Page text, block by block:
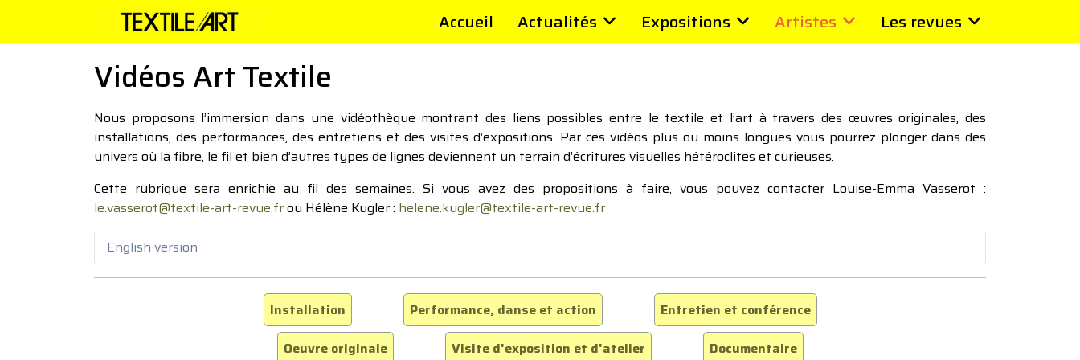
Accueil Actualités Expositions Artistes Les revues
Vidéos Art Textile
Nous proposons l’immersion dans une vidéothèque montrant des liens possibles entre le textile et l’art à travers des œuvres originales, des
installations, des performances, des entretiens et des visites d’expositions. Par ces vidéos plus ou moins longues vous pourrez plonger dans des
univers où la fibre, le fil et bien d’autres types de lignes deviennent un terrain d’écritures visuelles hétéroclites et curieuses.
Cette rubrique sera enrichie au fil des semaines. Si vous avez des propositions à faire, vous pouvez contacter Louise-Emma Vasserot :
le.vasserot@textile-art-revue.frou Hélène Kugler : helene.kugler@textile-art-revue.fr
English version
Installation Performance, danse et action
Entretien et conférence
Oeuvre originale
Visite d'exposition et d'atelier Documentaire